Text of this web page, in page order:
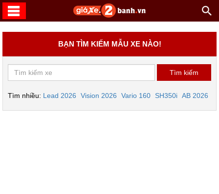
BẠN TÌM KIẾM MẪU XE NÀO!
Tìm nhiều: Lead 2026 Vision 2026 Vario 160 SH350i AB 2026